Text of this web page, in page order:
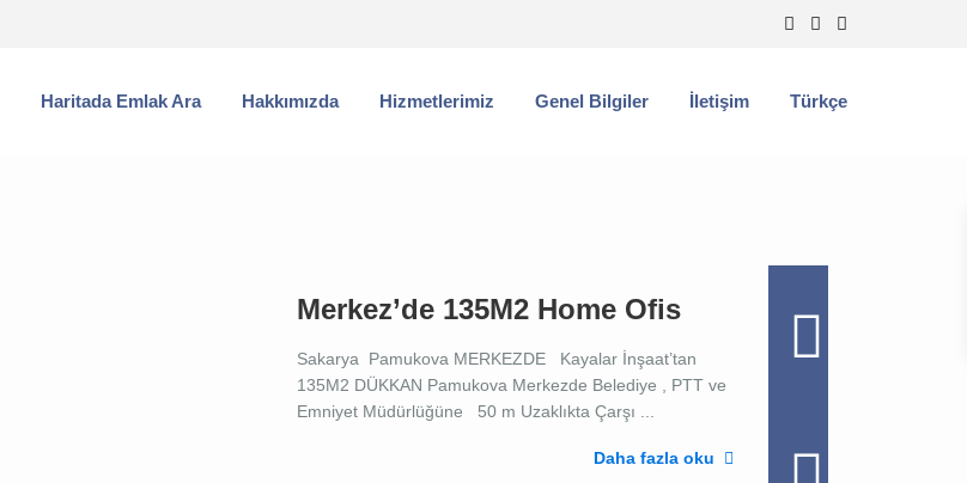
Haritada Emlak Ara Hakkımızda Hizmetlerimiz Genel Bilgiler İletişim Türkçe
Merkez’de 135M2 Home Ofis
Sakarya Pamukova MERKEZDE Kayalar İnşaat’tan
135M2 DÜKKAN Pamukova Merkezde Belediye , PTT ve
Emniyet Müdürlüğüne 50 m Uzaklıkta Çarşı ...
Daha fazla oku